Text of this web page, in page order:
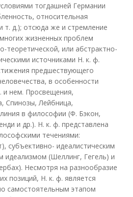
тогдашней Германии
относительная
т. д.); отсюда же и стремление
жизненных проблем
теоретической, или абстрактно-
источниками Н. к. ф.
предшествующего
в особенности
и нем. Просвещения,
Спинозы, Лейбница,
в философии (Ф. Бэкон,
и др.). Н. к. ф. представлена
течениями:
субъективно- идеалистическим
идеализмом (Шеллинг, Гегель) и
Несмотря на разнообразие
позиций, Н. к. ф. является
самостоятельным этапом